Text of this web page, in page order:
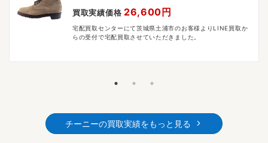
買取実績価格 26,600円
宅配買取センターにて茨城県土浦市のお客様よりLINE買取か
らの受付で宅配買取させていただきました。
チーニーの買取実績をもっと見る